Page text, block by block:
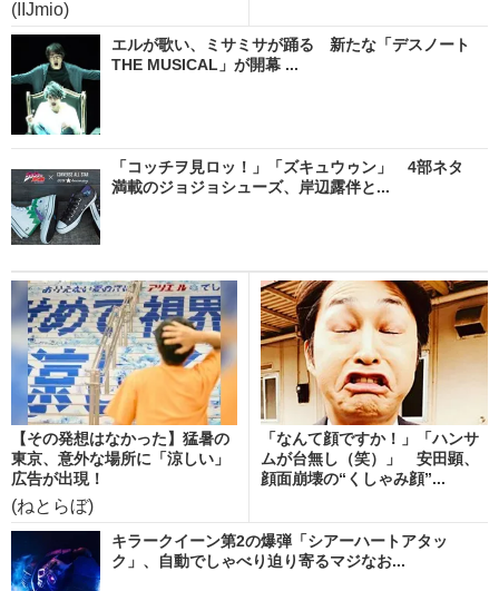
(IIJmio)
エルが歌い、ミサミサが踊る 新たな「デスノート
THE MUSICAL」が開幕 ...
「コッチヲ見ロッ！」「ズキュウゥン」 4部ネタ
満載のジョジョシューズ、岸辺露伴と...
【その発想はなかった】猛暑の
東京、意外な場所に「涼しい」
広告が出現！
(ねとらぼ)
「なんて顔ですか！」「ハンサ
ムが台無し（笑）」 安田顕、
顔面崩壊の“くしゃみ顔”...
キラークイーン第2の爆弾「シアーハートアタッ
ク」、自動でしゃべり迫り寄るマジなお...